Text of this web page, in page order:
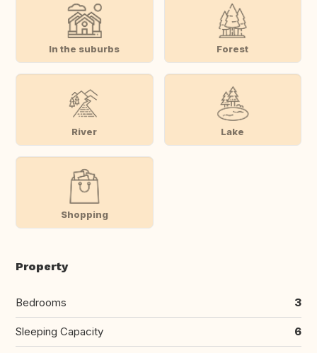
In the suburbs Forest
River Lake
Shopping
Property
Bedrooms 3
Sleeping Capacity 6